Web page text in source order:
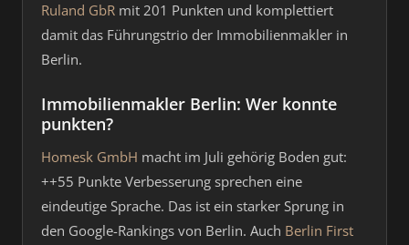
Ruland GbR mit 201 Punkten und komplettiert
damit das Führungstrio der Immobilienmakler in
Berlin.
Immobilienmakler Berlin: Wer konnte
punkten?
Homesk GmbH macht im Juli gehörig Boden gut:
++55 Punkte Verbesserung sprechen eine
eindeutige Sprache. Das ist ein starker Sprung in
den Google-Rankings von Berlin. Auch Berlin First